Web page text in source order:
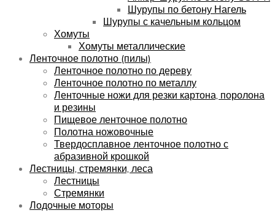
Шурупы по бетону Нагель
Шурупы с качельным кольцом
Хомуты
Хомуты металлические
Ленточное полотно (пилы)
Ленточное полотно по дереву
Ленточное полотно по металлу
Ленточные ножи для резки картона, поролона
и резины
Пищевое ленточное полотно
Полотна ножовочные
Твердосплавное ленточное полотно с
абразивной крошкой
Лестницы, стремянки, леса
Лестницы
Стремянки
Лодочные моторы